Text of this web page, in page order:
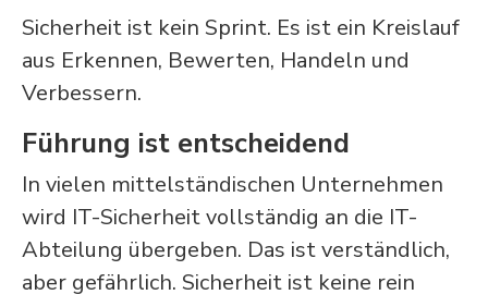
Sicherheit ist kein Sprint. Es ist ein Kreislauf
aus Erkennen, Bewerten, Handeln und
Verbessern.
Führung ist entscheidend
In vielen mittelständischen Unternehmen
wird IT-Sicherheit vollständig an die IT-
Abteilung übergeben. Das ist verständlich,
aber gefährlich. Sicherheit ist keine rein